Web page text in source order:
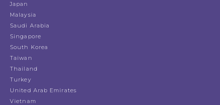
Japan
Malaysia
Saudi Arabia
Singapore
South Korea
Taiwan
Thailand
Turkey
United Arab Emirates
Vietnam